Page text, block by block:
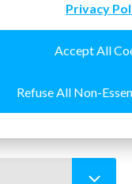
Privacy
Accept All
Refuse All Non-